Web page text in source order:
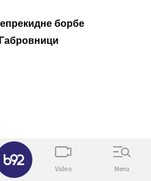
борбе
Video Menu
✕